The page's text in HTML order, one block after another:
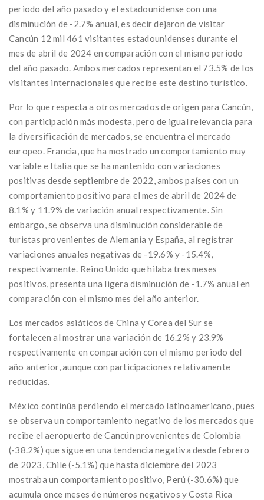
periodo del año pasado y el estadounidense con una
disminución de -2.7% anual, es decir dejaron de visitar
Cancún 12 mil 461 visitantes estadounidenses durante el
mes de abril de 2024 en comparación con el mismo periodo
del año pasado. Ambos mercados representan el 73.5% de los
visitantes internacionales que recibe este destino turístico.
Por lo que respecta a otros mercados de origen para Cancún,
con participación más modesta, pero de igual relevancia para
la diversificación de mercados, se encuentra el mercado
europeo. Francia, que ha mostrado un comportamiento muy
variable e Italia que se ha mantenido con variaciones
positivas desde septiembre de 2022, ambos países con un
comportamiento positivo para el mes de abril de 2024 de
8.1% y 11.9% de variación anual respectivamente. Sin
embargo, se observa una disminución considerable de
turistas provenientes de Alemania y España, al registrar
variaciones anuales negativas de -19.6% y -15.4%,
respectivamente. Reino Unido que hilaba tres meses
positivos, presenta una ligera disminución de -1.7% anual en
comparación con el mismo mes del año anterior.
Los mercados asiáticos de China y Corea del Sur se
fortalecen al mostrar una variación de 16.2% y 23.9%
respectivamente en comparación con el mismo periodo del
año anterior, aunque con participaciones relativamente
reducidas.
México continúa perdiendo el mercado latinoamericano, pues
se observa un comportamiento negativo de los mercados que
recibe el aeropuerto de Cancún provenientes de Colombia
(-38.2%) que sigue en una tendencia negativa desde febrero
de 2023, Chile (-5.1%) que hasta diciembre del 2023
mostraba un comportamiento positivo, Perú (-30.6%) que
acumula once meses de números negativos y Costa Rica